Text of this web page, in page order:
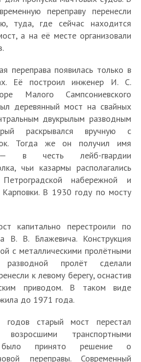
переправу перенесли
туда, где сейчас находится
а на её месте организовали
переправа появилась только в
Её построил инженер И. С.
Малого Сампсониевского
деревянный мост на свайных
двукрылым разводным
раскрывался вручную с
Тогда же он получил имя
— в честь лейб-гвардии
чьи казармы располагались
набережной и
В 1930 году по мосту
капитально перестроили по
В. В. Блажевича. Конструкция
с металлическими пролётными
пролёт сделали
к левому берегу, оснастив
приводом. В таком виде
до 1971 года.
старый мост перестал
транспортными
принято решение о
переправы. Современный